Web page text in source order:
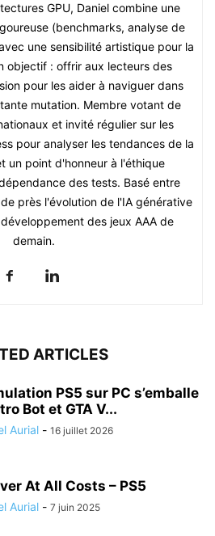
GPU, Daniel combine une
(benchmarks, analyse de
une sensibilité artistique pour la
objectif : offrir aux lecteurs des
pour les aider à naviguer dans
mutation. Membre votant de
et invité régulier sur les
pour analyser les tendances de la
un point d'honneur à l'éthique
des tests. Basé entre
près l'évolution de l'IA générative
des jeux AAA de
demain.
ARTICLES
PS5 sur PC s’emballe
Bot et GTA V...
Aurial - 16 juillet 2026
At All Costs – PS5
Aurial - 7 juin 2025